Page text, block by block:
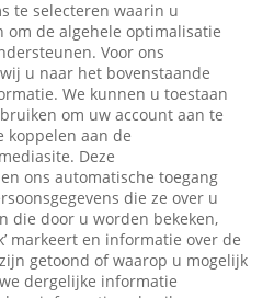
te selecteren waarin u
om de algehele optimalisatie
Voor ons
u naar het bovenstaande
We kunnen u toestaan
om uw account aan te
koppelen aan de
Deze
ons automatische toegang
die ze over u
die door u worden bekeken,
markeert en informatie over de
getoond of waarop u mogelijk
dergelijke informatie